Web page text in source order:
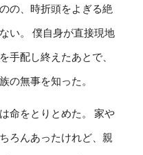
の、時折頭をよぎる絶
い。 僕自身が直接現地
手配し終えたあとで、
の無事を知った。
命をとりとめた。 家や
ろんあったけれど、親